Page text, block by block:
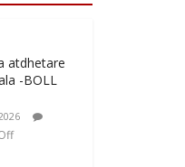
atdhetare
-BOLL